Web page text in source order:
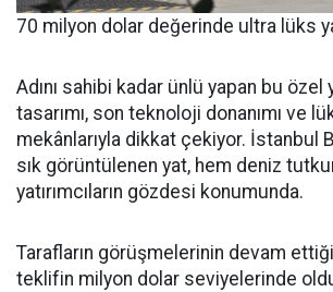
70 milyon dolar değerinde ultra lüks
Adını sahibi kadar ünlü yapan bu özel
tasarımı, son teknoloji donanımı ve
mekânlarıyla dikkat çekiyor. İstanbul
sık görüntülenen yat, hem deniz
yatırımcıların gözdesi konumunda.
Tarafların görüşmelerinin devam
teklifin milyon dolar seviyelerinde